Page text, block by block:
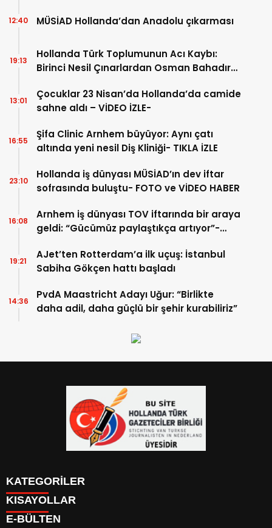
MÜSİAD Hollanda’dan Anadolu çıkarması
12:40
Hollanda Türk Toplumunun Acı Kaybı:
Birinci Nesil Çınarlardan Osman Bahadır
19:13
Çocuklar 23 Nisan’da Hollanda’da camide
sahne aldı – VİDEO İZLE-
13:01
Şifa Clinic Arnhem büyüyor: Aynı çatı
altında yeni nesil Diş Kliniği- TIKLA İZLE
16:55
Hollanda iş dünyası MÜSİAD’ın dev iftar
sofrasında buluştu- FOTO ve VİDEO HABER
23:10
Arnhem iş dünyası TOV iftarında bir araya
geldi: “Gücümüz paylaştıkça artıyor”-
16:08
AJet’ten Rotterdam’a ilk uçuş: İstanbul
Sabiha Gökçen hattı başladı
19:21
PvdA Maastricht Adayı Uğur: “Birlikte
daha adil, daha güçlü bir şehir kurabiliriz”
14:36
KATEGORİLER
YAZARLAR
PUAN DURUMU
KISAYOLLAR
E-BÜLTEN